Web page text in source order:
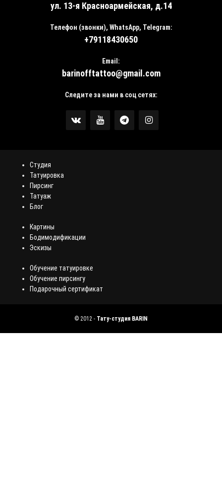
ул. 13-я Красноармейская, д.14
Телефон (звонки), WhatsApp, Telegram:
+79118430650
Email:
barinofftattoo@gmail.com
Следите за нами в соц сетях:
Студия
Татуировка
Пирсинг
Татуаж
Блог
Картины
Бодимодификации
Эскизы
Обучение татуировке
Обучение пирсингу
Подарочный сертификат
© 2012 - Тату-студия BARIN